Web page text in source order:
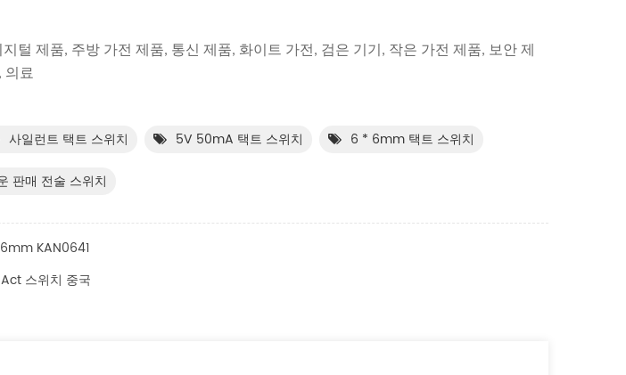
털 제품, 주방 가전 제품, 통신 제품, 화이트 가전, 검은 기기, 작은 가전 제품, 보안 제
의료
사일런트 택트 스위치 5V 50mA 택트 스위치 6 * 6mm 택트 스위치
판매 전술 스위치
KAN0641
스위치 중국